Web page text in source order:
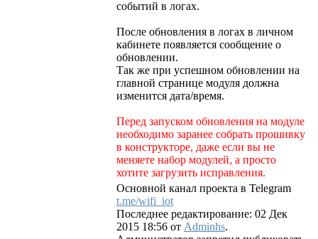
событий в логах.
После обновления в логах в личном
кабинете появляется сообщение о
обновлении.
Так же при успешном обновлении на
главной странице модуля должна
изменится дата/время.
Перед запуском обновления на модуле
необходимо заранее собрать прошивку
в конструкторе, даже если вы не
меняете набор модулей, а просто
хотите загрузить исправления.
Основной канал проекта в Telegram
t.me/wifi_iot
Последнее редактирование: 02 Дек
2015 18:56 от Adminhs.